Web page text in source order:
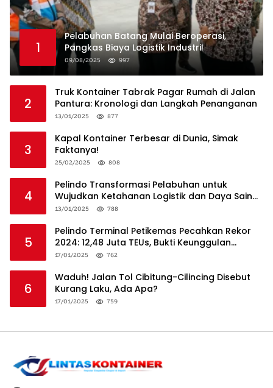
1
Pelabuhan Batang Mulai Beroperasi,
Pangkas Biaya Logistik Industri!
09/08/2025 997
2
Truk Kontainer Tabrak Pagar Rumah di Jalan
Pantura: Kronologi dan Langkah Penanganan
13/01/2025 877
3
Kapal Kontainer Terbesar di Dunia, Simak
Faktanya!
25/02/2025 808
4
Pelindo Transformasi Pelabuhan untuk
Wujudkan Ketahanan Logistik dan Daya Saing
Global
13/01/2025 788
5
Pelindo Terminal Petikemas Pecahkan Rekor
2024: 12,48 Juta TEUs, Bukti Keunggulan
Logistik Nasional
17/01/2025 762
6
Waduh! Jalan Tol Cibitung-Cilincing Disebut
Kurang Laku, Ada Apa?
17/01/2025 759